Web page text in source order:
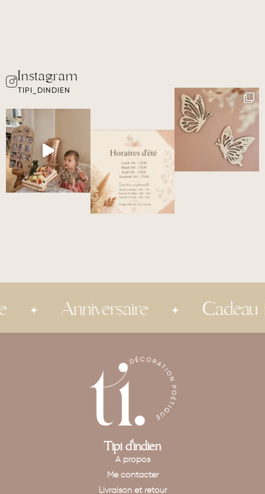
TIPI_DINDIEN
Anniversaire Cadeau
Tipi d'indien
A propos
Me contacter
Livraison et retour